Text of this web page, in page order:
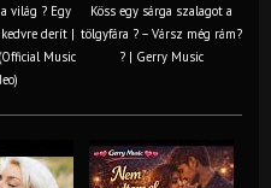
világ ? Egy
derít |
Music
Köss egy sárga szalagot a
tölgyfára ?️ – Vársz még rám?
? | Gerry Music